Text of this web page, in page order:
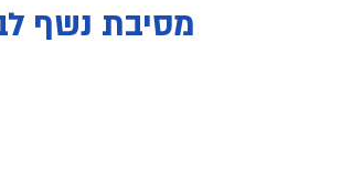
מסיבת נשף